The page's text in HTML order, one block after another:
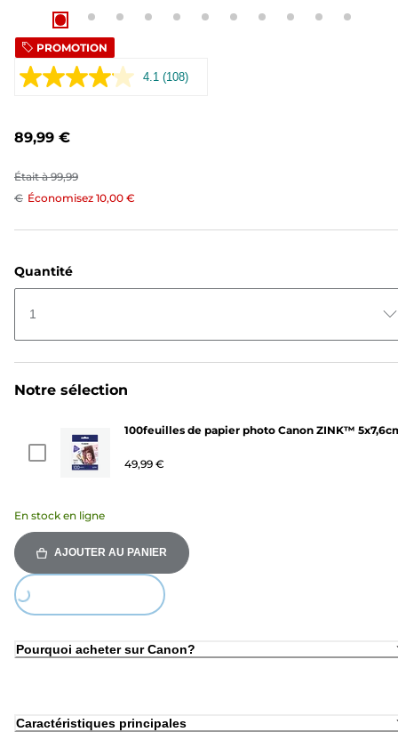
PROMOTION
4.1 Lire
(108)
89,99 €
Était à99,99
€ Économisez 10,00 €
Quantité
1
Notre sélection
100feuilles de papier photo Canon ZINK™
49,99 €
En stock en ligne
AJOUTER AU PANIER
Loading...
Pourquoi acheter sur Canon?
Caractéristiques principales